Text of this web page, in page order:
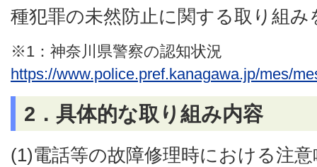
種犯罪の未然防止に関する取り組
※1：神奈川県警察の認知状況
https://www.police.pref.kanagawa.jp/mes/
2．具体的な取り組み内容
(1)電話等の故障修理時における注